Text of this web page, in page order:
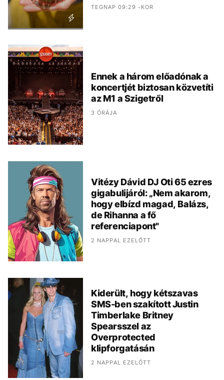
TEGNAP 09:29 -KOR
Ennek a három előadónak a
koncertjét biztosan közvetíti
az M1 a Szigetről
3 ÓRÁJA
Vitézy Dávid DJ Oti 65 ezres
gigabulijáról: „Nem akarom,
hogy elbízd magad, Balázs,
de Rihanna a fő
referenciapont"
2 NAPPAL EZELŐTT
Kiderült, hogy kétszavas
SMS-ben szakított Justin
Timberlake Britney
Spearsszel az
Overprotected
klipforgatásán
2 NAPPAL EZELŐTT